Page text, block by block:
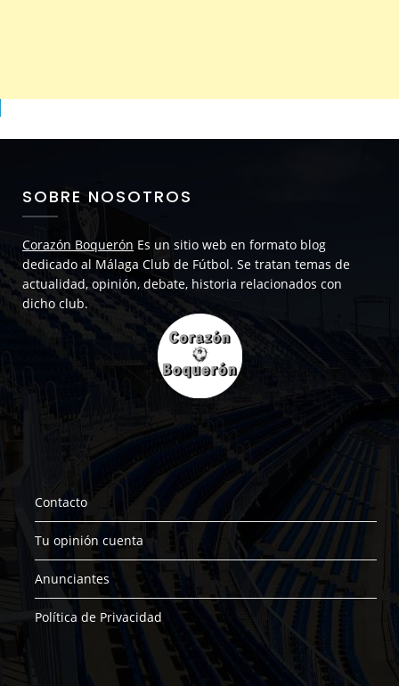
SOBRE NOSOTROS
Corazón Boquerón Es un sitio web en formato blog
dedicado al Málaga Club de Fútbol. Se tratan temas de
actualidad, opinión, debate, historia relacionados con
dicho club.
Contacto
Tu opinión cuenta
Anunciantes
Política de Privacidad